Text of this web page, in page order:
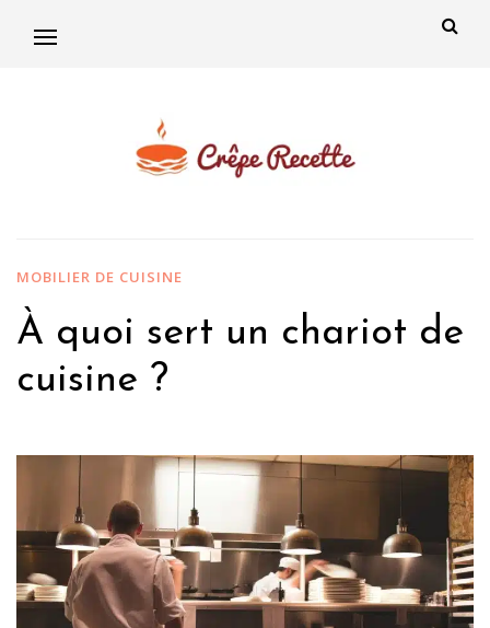
MOBILIER DE CUISINE
À quoi sert un chariot de
cuisine ?